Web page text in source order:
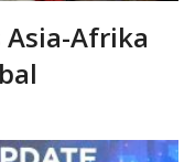
Asia-Afrika